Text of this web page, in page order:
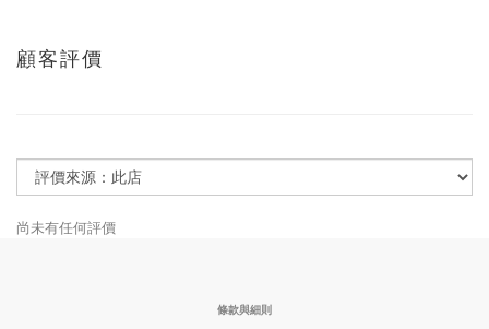
顧客評價
尚未有任何評價
條款與細則